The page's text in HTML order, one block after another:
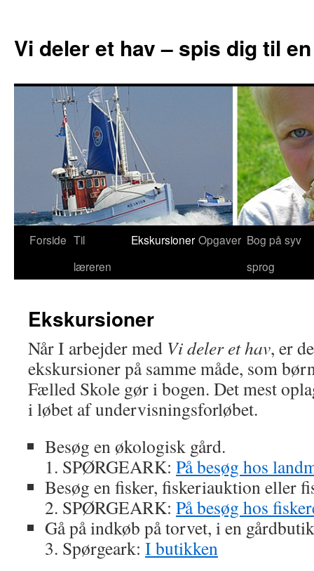
Vi deler et hav – spis dig til
Hop
Forside Til
læreren
Ekskursioner Opgaver Bog på syv
sprog
Ekskursioner
Når I arbejder med Vi deler et hav, er
ekskursioner på samme måde, som
Fælled Skole gør i bogen. Det mest
i løbet af undervisningsforløbet.
Besøg en økologisk gård.
1. SPØRGEARK: På besøg hos
Besøg en fisker, fiskeriauktion eller
2. SPØRGEARK: På besøg hos
Gå på indkøb på torvet, i en
3. Spørgeark: I butikken